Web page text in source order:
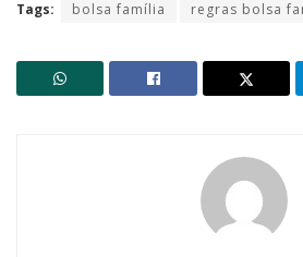
Tags: bolsa família regras bolsa